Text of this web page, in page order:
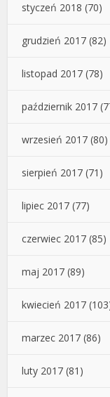
styczeń 2018 (70)
grudzień 2017 (82)
listopad 2017 (78)
październik 2017
wrzesień 2017 (80)
sierpień 2017 (71)
lipiec 2017 (77)
czerwiec 2017 (85)
maj 2017 (89)
kwiecień 2017
marzec 2017 (86)
luty 2017 (81)